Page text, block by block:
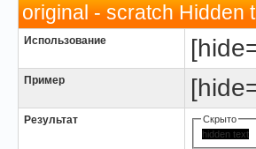
original - scratch Hidden
Использование
Пример
Результат
Скрыто
hidden text